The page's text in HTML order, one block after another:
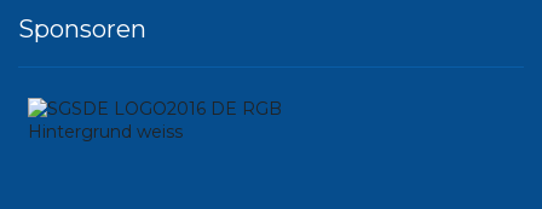
Sponsoren